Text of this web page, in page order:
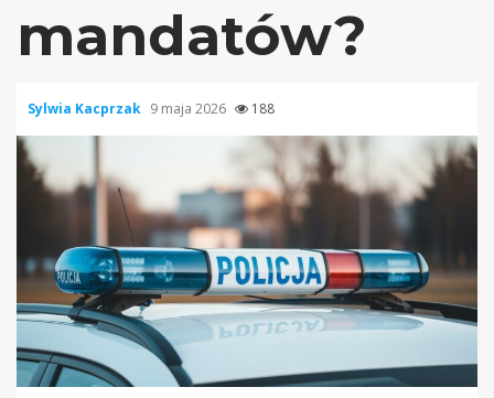
mandatów?
Sylwia Kacprzak 9 maja 2026 188